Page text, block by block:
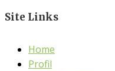
Site Links
Home
Profil